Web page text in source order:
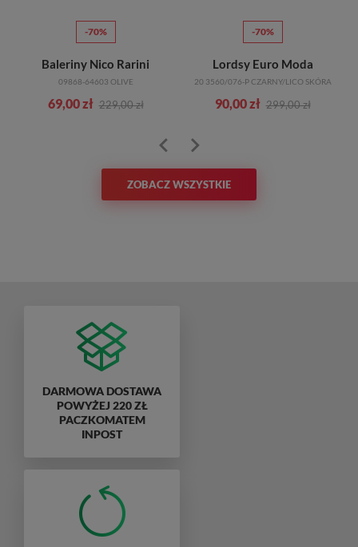
-70%
Baleriny Nico Rarini
09868-64603 OLIVE
69,00 zł 229,00 zł
-70%
Lordsy Euro Moda
20 3560/076-P CZARNY/LICO SKÓRA
90,00 zł 299,00 zł
ZOBACZ WSZYSTKIE
DARMOWA DOSTAWA
POWYŻEJ 220 ZŁ
PACZKOMATEM
INPOST